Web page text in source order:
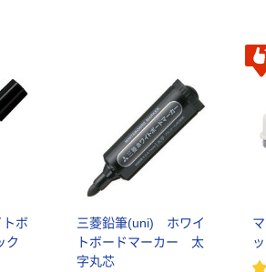
ボ
ク
三菱鉛筆(uni) ホワイ
トボードマーカー 太
字丸芯